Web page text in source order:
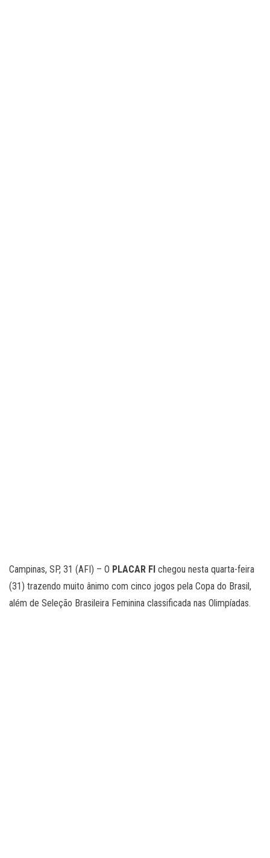
Campinas, SP, 31 (AFI) – O PLACAR FI chegou nesta quarta-feira
(31) trazendo muito ânimo com cinco jogos pela Copa do Brasil,
além de Seleção Brasileira Feminina classificada nas Olimpíadas.